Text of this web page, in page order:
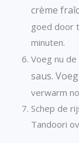
crème
goed door
minuten.
Voeg nu de
saus.
verwarm
Schep de
Tandoori